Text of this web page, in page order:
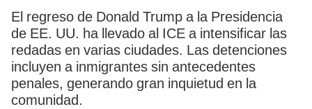
El regreso de Donald Trump a la Presidencia
de EE. UU. ha llevado al ICE a intensificar las
redadas en varias ciudades. Las detenciones
incluyen a inmigrantes sin antecedentes
penales, generando gran inquietud en la
comunidad.